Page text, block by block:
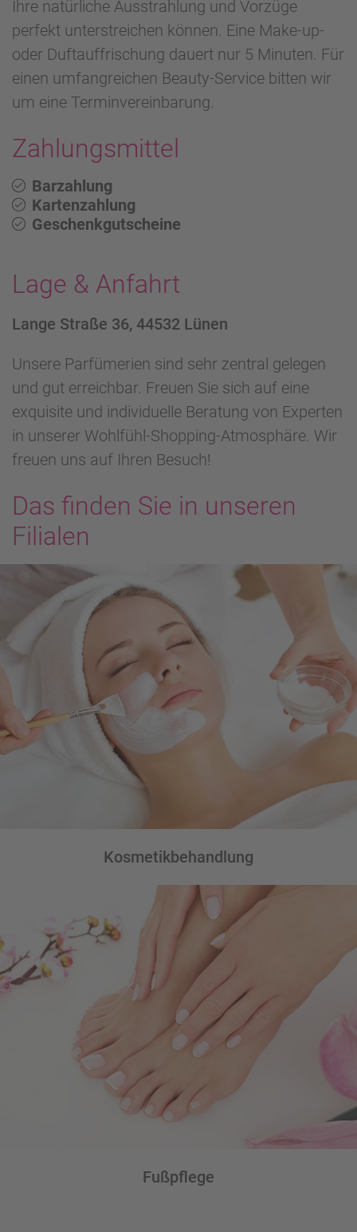
Ihre natürliche Ausstrahlung und Vorzüge
perfekt unterstreichen können. Eine Make-up-
oder Duftauffrischung dauert nur 5 Minuten. Für
einen umfangreichen Beauty-Service bitten wir
um eine Terminvereinbarung.
Zahlungsmittel
Barzahlung
Kartenzahlung
Geschenkgutscheine
Lage & Anfahrt
Lange Straße 36, 44532 Lünen
Unsere Parfümerien sind sehr zentral gelegen
und gut erreichbar. Freuen Sie sich auf eine
exquisite und individuelle Beratung von Experten
in unserer Wohlfühl-Shopping-Atmosphäre. Wir
freuen uns auf Ihren Besuch!
Das finden Sie in unseren
Filialen
Kosmetikbehandlung
Fußpflege